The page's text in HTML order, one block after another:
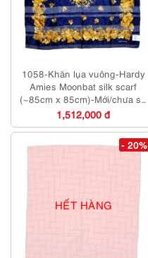
1058-Khăn lụa vuông-Hardy
Amies Moonbat silk scarf
(~85cm x 85cm)-Mới/chưa sử
dụng
1,512,000 đ
HẾT HÀNG
- 20%